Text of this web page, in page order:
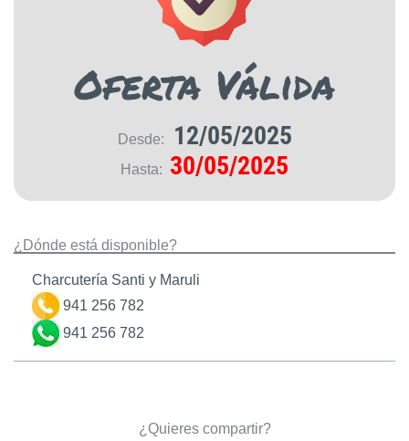
Oferta Válida
Desde: 12/05/2025
Hasta: 30/05/2025
¿Dónde está disponible?
Charcutería Santi y Maruli
941 256 782
941 256 782
¿Quieres compartir?